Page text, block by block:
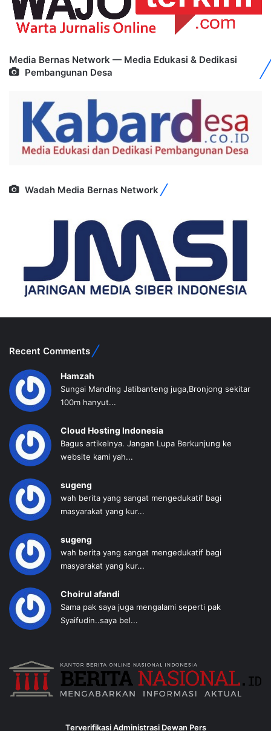
Media Bernas Network — Media Edukasi & Dedikasi
Pembangunan Desa
Wadah Media Bernas Network
Recent Comments
Hamzah
Sungai Manding Jatibanteng juga,Bronjong sekitar
100m hanyut...
Cloud Hosting Indonesia
Bagus artikelnya. Jangan Lupa Berkunjung ke
website kami yah...
sugeng
wah berita yang sangat mengedukatif bagi
masyarakat yang kur...
sugeng
wah berita yang sangat mengedukatif bagi
masyarakat yang kur...
Choirul afandi
Sama pak saya juga mengalami seperti pak
Syaifudin..saya bel...
Terverifikasi Administrasi Dewan Pers